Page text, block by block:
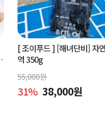
[ 조이푸드 ] [해녀단비] 자
역 350g
55,000원
31% 38,000원